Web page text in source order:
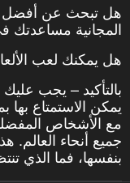
هل تبحث عن أفضل
المجانية مساعدتك
هل يمكنك لعب
بالتأكيد – يجب
يمكن الاستمتاع
مع الأشخاص
جميع أنحاء العالم.
بنفسها، فما الذي